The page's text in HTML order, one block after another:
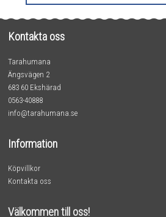
Kontakta oss
Tarahumana
Ängsvägen 2
683 60 Ekshärad
0563-40888
info@tarahumana.se
Information
Köpvillkor
Kontakta oss
Välkommen till oss!